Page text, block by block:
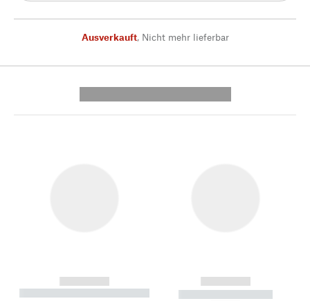
Ausverkauft, Nicht mehr lieferbar
------------
----------- ----------- --------
------------
----------- -----------